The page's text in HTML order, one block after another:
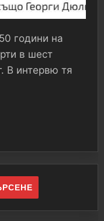
години на
в шест
В интервю тя